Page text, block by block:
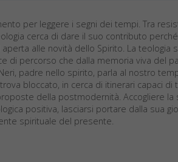
per leggere i segni dei tempi. Tra
cerca di dare il suo contributo
alle novità dello Spirito. La teologia
di percorso che dalla memoria viva del
padre nello spirito, parla al nostro
bloccato, in cerca di itinerari capaci di
della postmodernità. Accogliere la
positiva, lasciarsi portare dalla sua
spirituale del presente.